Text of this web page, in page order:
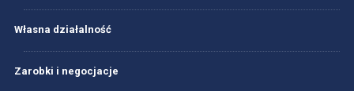
Własna działalność
Zarobki i negocjacje